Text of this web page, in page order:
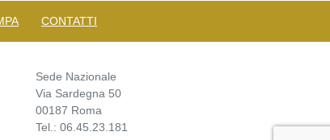
CONTATTI
Sede Nazionale
Via Sardegna 50
00187 Roma
Tel.: 06.45.23.181